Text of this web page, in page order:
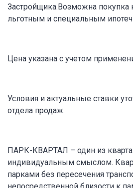
Застройщика.Возможна покупка
льготным и специальным
Цена указана с учетом
Условия и актуальные ставки
отдела продаж.
ПАРК-КВАРТАЛ – один из
индивидуальным смыслом.
парками без пересечения
непосредственной близости к